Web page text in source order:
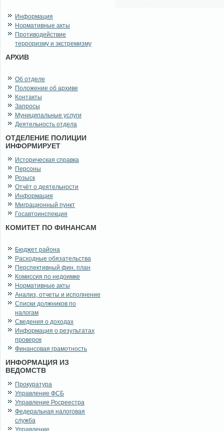
Информация
Нормативные акты
Противодействие
терроризму и экстремизму
АРХИВ
Об отделе
Положение об архиве
Контакты
Запросы
Муниципальные услуги
Деятельность отдела
ОТДЕЛЕНИЕ ПОЛИЦИИ
ИНФОРМИРУЕТ
Историческая справка
Персоны
Розыск
Отчёт о деятельности
Информация
Миграционный пункт
Госавтоинспекция
КОМИТЕТ ПО ФИНАНСАМ
Бюджет района
Расходные обязательства
Перспективный фин. план
Комиссия по недоимке
Нормативные акты
Анализ, отчеты и исполнение
Списки должников по
налогам
Сведения о доходах
Информация о результатах
проверок
Финансовая грамотность
ИНФОРМАЦИЯ ИЗ
ВЕДОМСТВ
Прокуратура
Управление ФСБ
Управление Росреестра
Федеральная налоговая
служба
Управление